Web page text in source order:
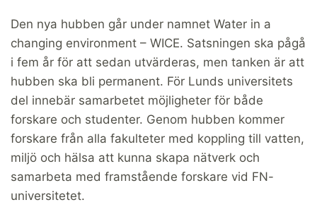
Den nya hubben går under namnet Water in a
changing environment – WICE. Satsningen ska pågå
i fem år för att sedan utvärderas, men tanken är att
hubben ska bli permanent. För Lunds universitets
del innebär samarbetet möjligheter för både
forskare och studenter. Genom hubben kommer
forskare från alla fakulteter med koppling till vatten,
miljö och hälsa att kunna skapa nätverk och
samarbeta med framstående forskare vid FN-
universitetet.